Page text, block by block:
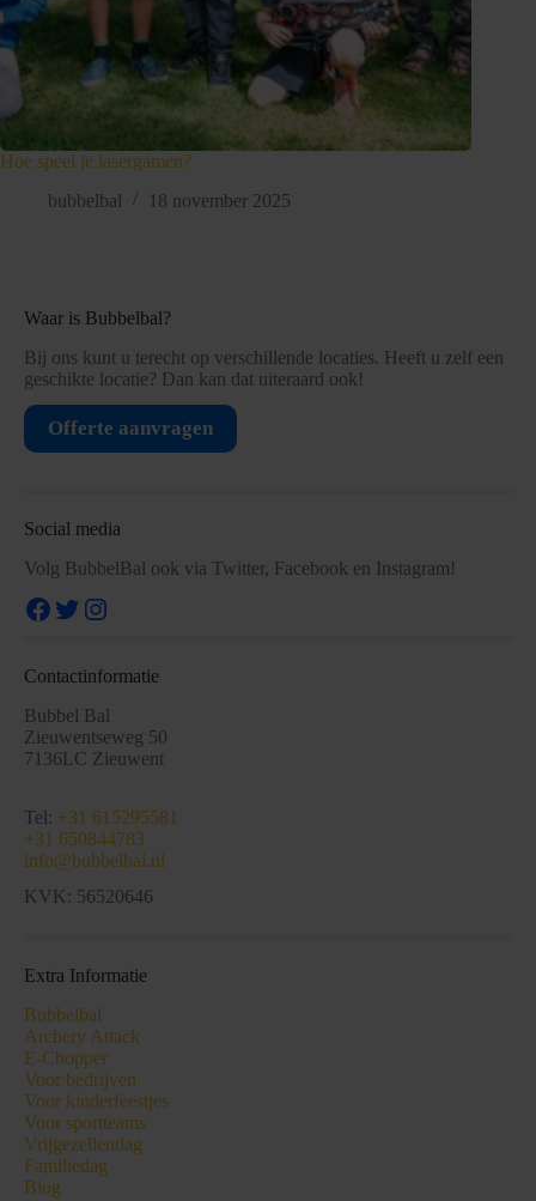
Hoe speel je lasergamen?
bubbelbal
18 november 2025
Waar is Bubbelbal?
Bij ons kunt u terecht op verschillende locaties. Heeft u zelf een
geschikte locatie? Dan kan dat uiteraard ook!
Offerte aanvragen
Social media
Volg BubbelBal ook via Twitter, Facebook en Instagram!
Facebook
Twitter
Instagram
Contactinformatie
Bubbel Bal
Zieuwentseweg 50
7136LC Zieuwent
Tel: +31 615295581
+31 650844783
info@bubbelbal.nl
KVK: 56520646
Extra Informatie
Bubbelbal
Archery Attack
E-Chopper
Voor bedrijven
Voor kinderfeestjes
Voor sportteams
Vrijgezellendag
Familiedag
Blog